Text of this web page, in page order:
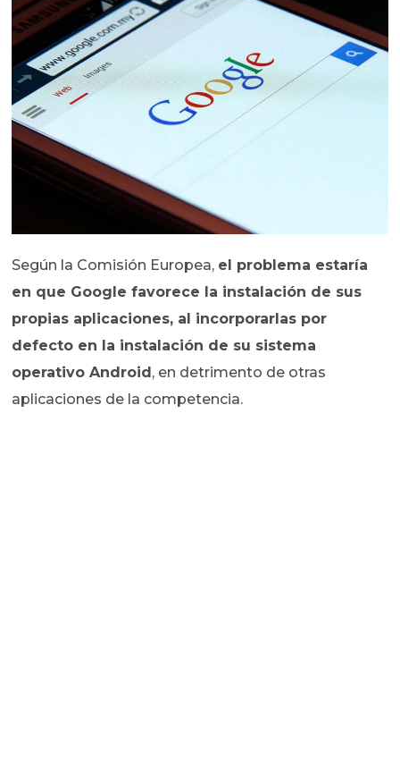
Según la Comisión Europea, el problema estaría
en que Google favorece la instalación de sus
propias aplicaciones, al incorporarlas por
defecto en la instalación de su sistema
operativo Android , en detrimento de otras
aplicaciones de la competencia.